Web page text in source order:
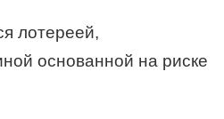
лотереей,
основанной на риске